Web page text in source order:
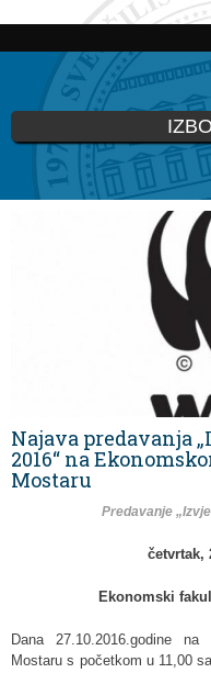
Najava predavanja
2016“ na
Mostaru
Predavanje
četvrtak,
Ekonomski
Dana 27.10.2016.godine
Mostaru s početkom u 11,00